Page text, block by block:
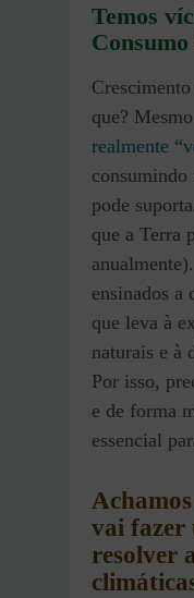
Temos
que?
realmente
consumindo
pode
que a Terra
ensinados a
que leva à
naturais e à
Por isso,
e de forma
essencial
vai fazer
resolver